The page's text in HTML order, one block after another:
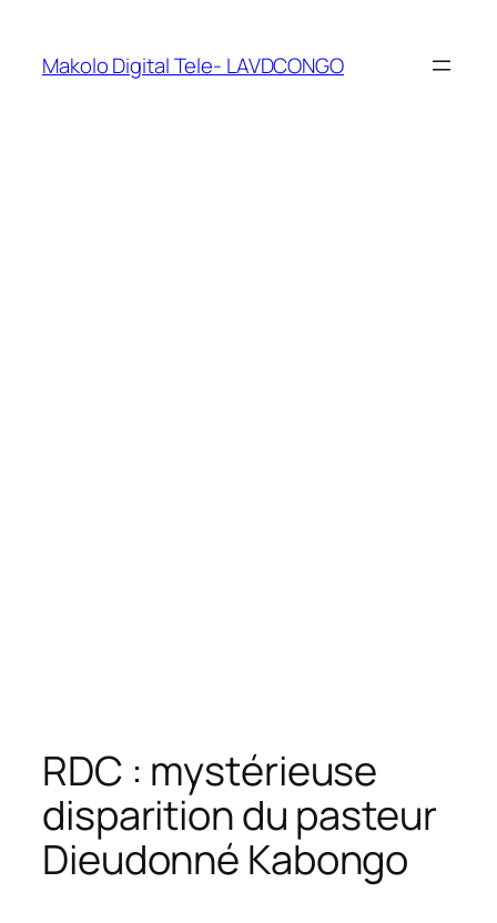
Makolo Digital Tele- LAVDCONGO
RDC : mystérieuse
disparition du pasteur
Dieudonné Kabongo